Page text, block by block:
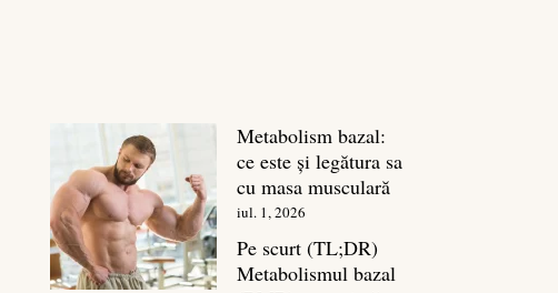
Metabolism bazal:
ce este și legătura sa
cu masa musculară
iul. 1, 2026
Pe scurt (TL;DR)
Metabolismul bazal